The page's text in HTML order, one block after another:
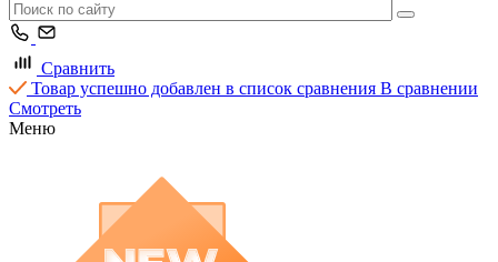
Сравнить
Товар успешно добавлен в список сравнения В сравнении
Смотреть
Меню